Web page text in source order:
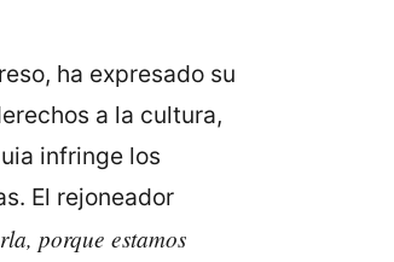
ha expresado su
a la cultura,
infringe los
El rejoneador
porque estamos